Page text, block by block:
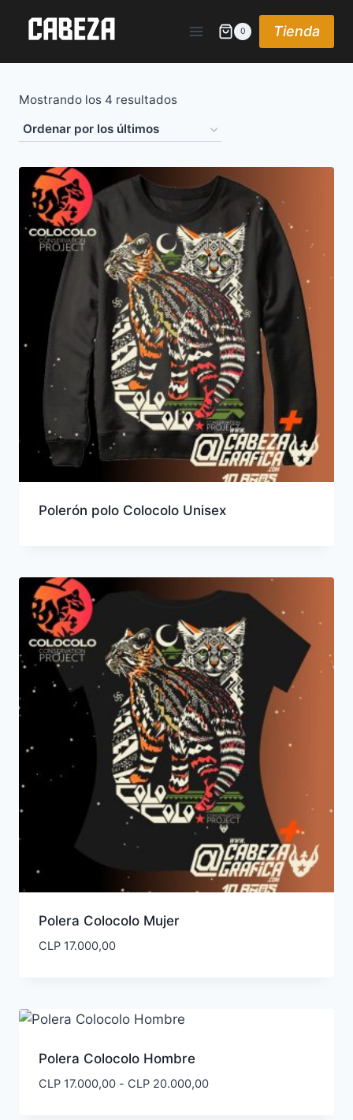
0 Tienda
Mostrando los 4 resultadosOrdenado
los
últimos
Polerón polo Colocolo Unisex
Polera Colocolo Mujer
CLP17.000,00
Polera Colocolo Hombre
CLP17.000,00 - CLP20.000,00Rango